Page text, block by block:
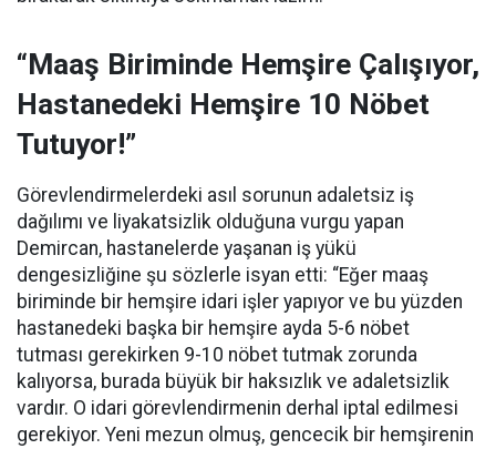
“Maaş Biriminde Hemşire Çalışıyor,
Hastanedeki Hemşire 10 Nöbet
Tutuyor!”
Görevlendirmelerdeki asıl sorunun adaletsiz iş
dağılımı ve liyakatsizlik olduğuna vurgu yapan
Demircan, hastanelerde yaşanan iş yükü
dengesizliğine şu sözlerle isyan etti: “Eğer maaş
biriminde bir hemşire idari işler yapıyor ve bu yüzden
hastanedeki başka bir hemşire ayda 5-6 nöbet
tutması gerekirken 9-10 nöbet tutmak zorunda
kalıyorsa, burada büyük bir haksızlık ve adaletsizlik
vardır. O idari görevlendirmenin derhal iptal edilmesi
gerekiyor. Yeni mezun olmuş, gencecik bir hemşirenin